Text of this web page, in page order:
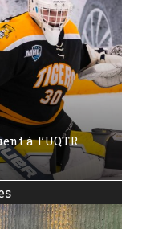
à l’UQTR